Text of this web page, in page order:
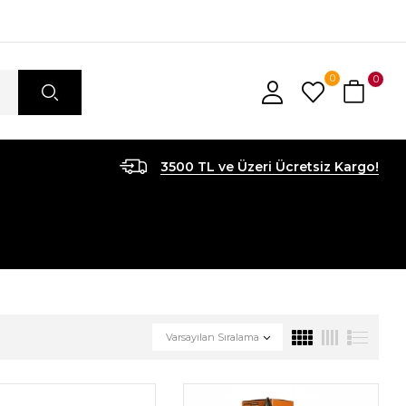
0 0
3500 TL ve Üzeri Ücretsiz Kargo!
Varsayılan Sıralama